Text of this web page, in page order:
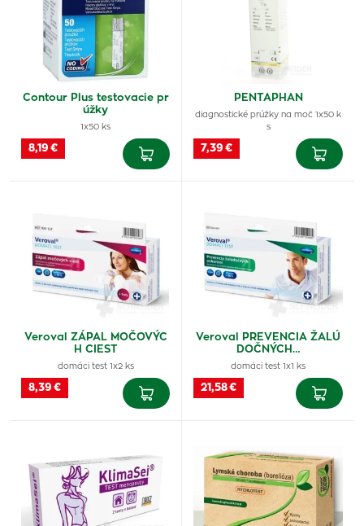
Contour Plus testovacie pr
úžky
1x50 ks
8,19 €
PENTAPHAN
diagnostické prúžky na moč 1x50 k
s
7,39 €
Veroval ZÁPAL MOČOVÝC
H CIEST
domáci test 1x2 ks
8,39 €
Veroval PREVENCIA ŽALÚ
DOČNÝCH…
domáci test 1x1 ks
21,58 €